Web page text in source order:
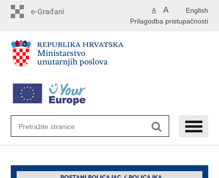
English
A A
Prilagodba pristupačnosti